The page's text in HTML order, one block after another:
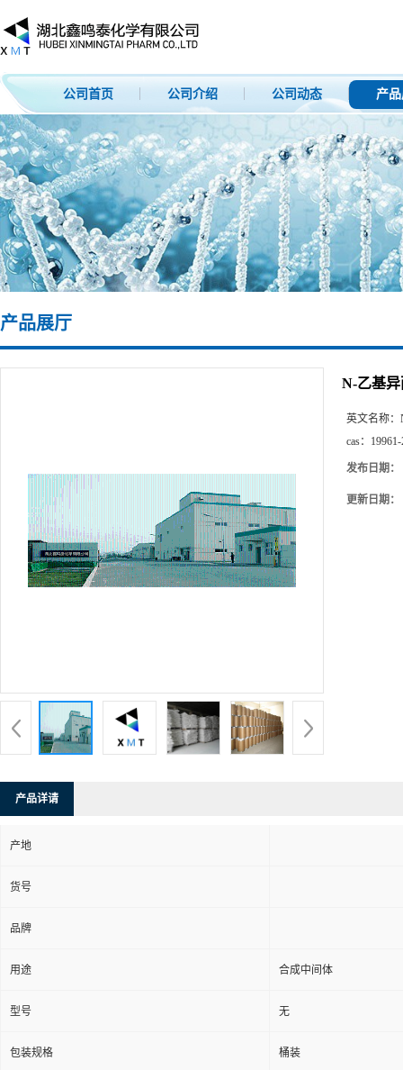
公司首页 公司介绍 公司动态 产
产品展厅
N-乙基
英文名称：
cas：
发布日期：
更新日期：
产品详请
产地
货号
品牌
用途 合成中间体
型号 无
包装规格 桶装